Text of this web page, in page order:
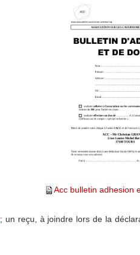
Acc bulletin adhesion
; un reçu, à joindre lors de la